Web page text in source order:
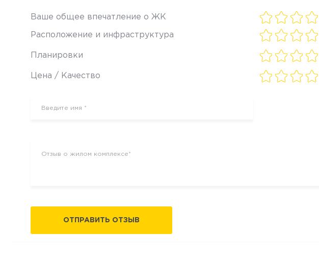
Ваше общее впечатление о ЖК
Расположение и инфраструктура
Планировки
Цена / Качество
ОТПРАВИТЬ ОТЗЫВ